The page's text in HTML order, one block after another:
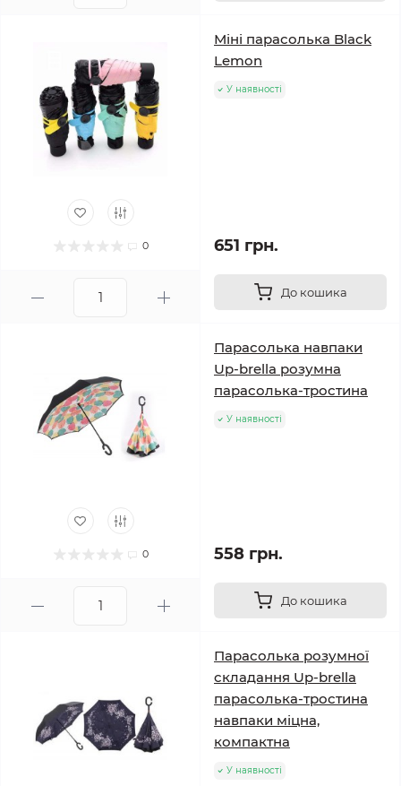
0
Міні парасолька Black
Lemon
У наявності
651 грн.
До кошика
0
Парасолька навпаки
Up-brella розумна
парасолька-тростина
У наявності
558 грн.
До кошика
Парасолька розумної
складання Up-brella
парасолька-тростина
навпаки міцна,
компактна
У наявності